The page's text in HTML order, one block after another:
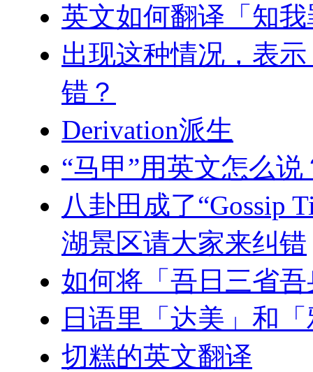
英文如何翻译「知
出现这种情况，表
错？
Derivation派生
“马甲”用英文怎么说
八卦田成了“Gossip
湖景区请大家来纠错
如何将「吾日三省
日语里「达美」和
切糕的英文翻译